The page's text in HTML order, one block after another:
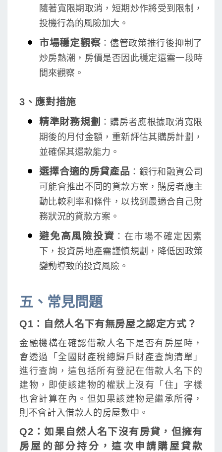
隨著寬限期取消，短期炒作將受到限制，
投機行為的風險加大。
市場穩定觀察 ：儘管政策推行後抑制了
炒房熱潮，房價是否因此穩定還需一段時
間來觀察。
3、應對措施
精準財務規劃 ：購房者應根據取消寬限
期後的月付金額，重新評估其購房計劃，
並確保其還款能力。
選擇合適的房貸產品 ：銀行和融資公司
可能會推出不同的貸款方案，購房者應主
動比較利率和條件，以找到最適合自己財
務狀況的貸款方案。
避免高風險投資 ：在市場不確定因素
下，投資房地產需謹慎規劃，降低因政策
變動導致的投資風險。
五、常見問題
Q1：自然人名下有無房屋之認定方式？
金融機構在確認借款人名下是否有房屋時，
會透過「全國財產稅總歸戶財產查詢清單」
進行查詢，這包括所有登記在借款人名下的
建物，即使該建物的權狀上沒有「住」字樣
也會計算在內。但如果該建物是繼承所得，
則不會計入借款人的房屋數中。
Q2：如果自然人名下沒有房貸，但擁有
房屋的部分持分，這次申請購屋貸款